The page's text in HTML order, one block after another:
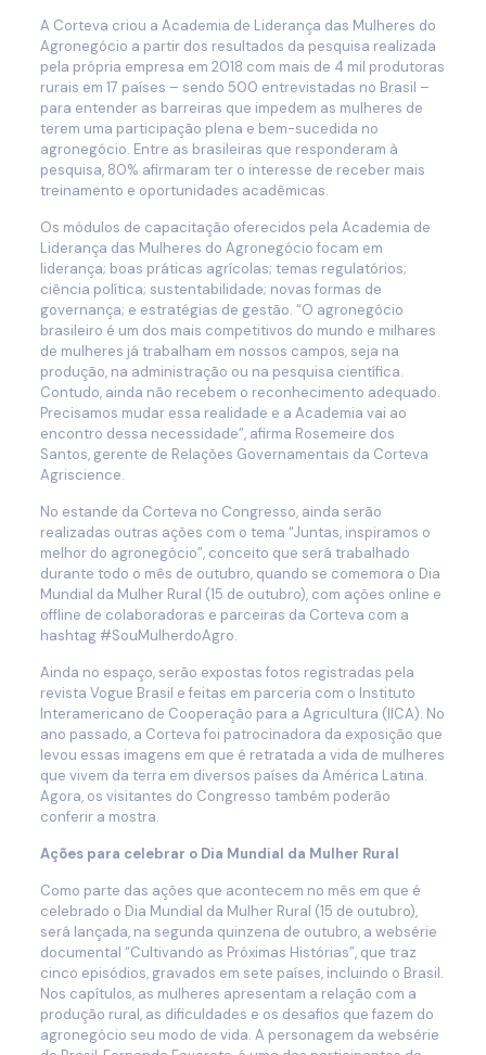
A Corteva criou a Academia de Liderança das Mulheres do
Agronegócio a partir dos resultados da pesquisa realizada
pela própria empresa em 2018 com mais de 4 mil produtoras
rurais em 17 países – sendo 500 entrevistadas no Brasil –
para entender as barreiras que impedem as mulheres de
terem uma participação plena e bem-sucedida no
agronegócio. Entre as brasileiras que responderam à
pesquisa, 80% afirmaram ter o interesse de receber mais
treinamento e oportunidades acadêmicas.
Os módulos de capacitação oferecidos pela Academia de
Liderança das Mulheres do Agronegócio focam em
liderança; boas práticas agrícolas; temas regulatórios;
ciência política; sustentabilidade; novas formas de
governança; e estratégias de gestão. “O agronegócio
brasileiro é um dos mais competitivos do mundo e milhares
de mulheres já trabalham em nossos campos, seja na
produção, na administração ou na pesquisa científica.
Contudo, ainda não recebem o reconhecimento adequado.
Precisamos mudar essa realidade e a Academia vai ao
encontro dessa necessidade”, afirma Rosemeire dos
Santos, gerente de Relações Governamentais da Corteva
Agriscience.
No estande da Corteva no Congresso, ainda serão
realizadas outras ações com o tema “Juntas, inspiramos o
melhor do agronegócio”, conceito que será trabalhado
durante todo o mês de outubro, quando se comemora o Dia
Mundial da Mulher Rural (15 de outubro), com ações online e
offline de colaboradoras e parceiras da Corteva com a
hashtag #SouMulherdoAgro.
Ainda no espaço, serão expostas fotos registradas pela
revista Vogue Brasil e feitas em parceria com o Instituto
Interamericano de Cooperação para a Agricultura (IICA). No
ano passado, a Corteva foi patrocinadora da exposição que
levou essas imagens em que é retratada a vida de mulheres
que vivem da terra em diversos países da América Latina.
Agora, os visitantes do Congresso também poderão
conferir a mostra.
Ações para celebrar o Dia Mundial da Mulher Rural
Como parte das ações que acontecem no mês em que é
celebrado o Dia Mundial da Mulher Rural (15 de outubro),
será lançada, na segunda quinzena de outubro, a websérie
documental “Cultivando as Próximas Histórias”, que traz
cinco episódios, gravados em sete países, incluindo o Brasil.
Nos capítulos, as mulheres apresentam a relação com a
produção rural, as dificuldades e os desafios que fazem do
agronegócio seu modo de vida. A personagem da websérie